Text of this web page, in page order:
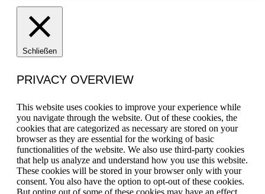
Schließen
PRIVACY OVERVIEW
This website uses cookies to improve your experience while
you navigate through the website. Out of these cookies, the
cookies that are categorized as necessary are stored on your
browser as they are essential for the working of basic
functionalities of the website. We also use third-party cookies
that help us analyze and understand how you use this website.
These cookies will be stored in your browser only with your
consent. You also have the option to opt-out of these cookies.